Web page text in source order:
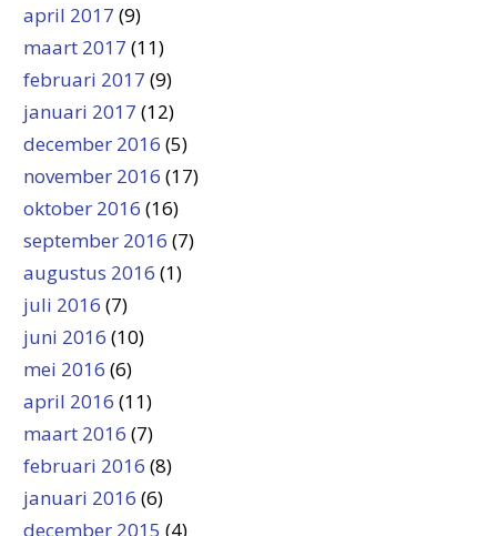
april 2017 (9)
maart 2017 (11)
februari 2017 (9)
januari 2017 (12)
december 2016 (5)
november 2016 (17)
oktober 2016 (16)
september 2016 (7)
augustus 2016 (1)
juli 2016 (7)
juni 2016 (10)
mei 2016 (6)
april 2016 (11)
maart 2016 (7)
februari 2016 (8)
januari 2016 (6)
december 2015 (4)